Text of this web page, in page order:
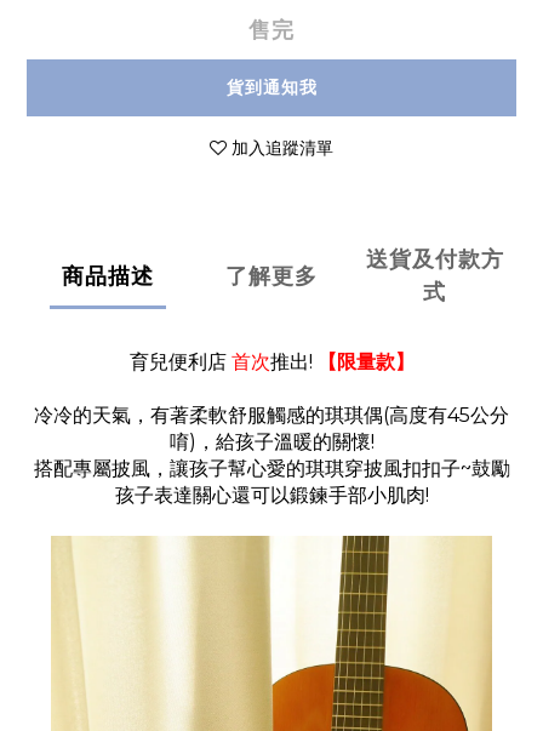
售完
貨到通知我
加入追蹤清單
商品描述 了解更多
送貨及付款方
式
育兒便利店 首次推出! 【限量款】
冷冷的天氣，有著柔軟舒服觸感的琪琪偶(高度有45公分
唷)，給孩子溫暖的關懷!
搭配專屬披風，讓孩子幫心愛的琪琪穿披風扣扣子~鼓勵
孩子表達關心還可以鍛鍊手部小肌肉!